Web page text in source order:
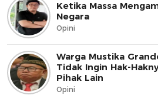
Ketika Massa
Negara
Opini
Warga Mustika
Tidak Ingin Hak-
Pihak Lain
Opini